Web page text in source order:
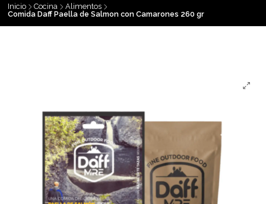
Inicio Cocina
Alimentos
Comida Daff Paella de Salmon con Camarones 260 gr